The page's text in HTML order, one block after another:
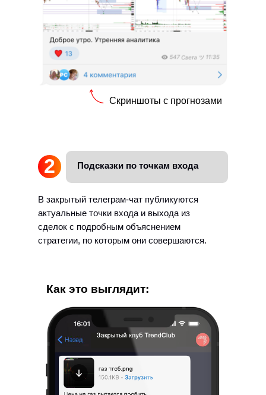
Скриншоты с прогнозами
Подсказки по точкам входа
В закрытый телеграм-чат публикуются
актуальные точки входа и выхода из
сделок с подробным объяснением
стратегии, по которым они совершаются.
Как это выглядит:
2